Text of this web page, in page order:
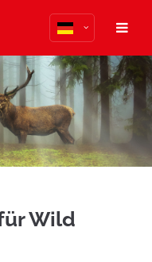
leider nicht.
leider nicht.
leider nicht.
Wild